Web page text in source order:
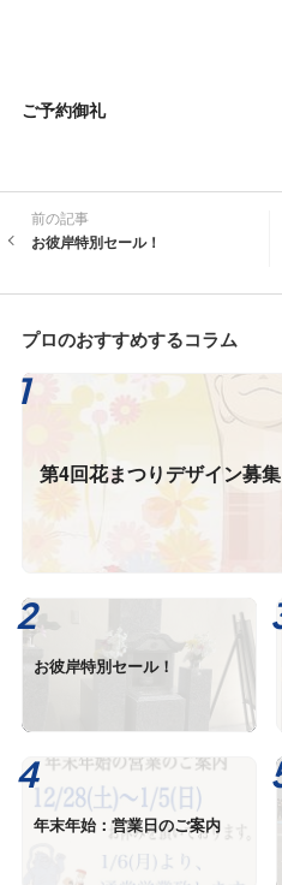
ご予約御礼
前の記事
お彼岸特別セール！
プロのおすすめするコラム
第4回花まつりデザイン募集
お彼岸特別セール！
年末年始：営業日のご案内